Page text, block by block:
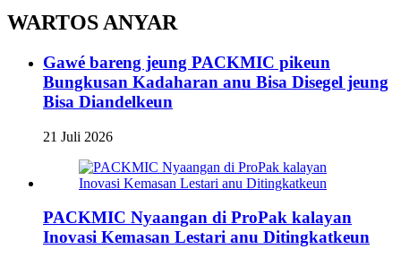
WARTOS ANYAR
Gawé bareng jeung PACKMIC pikeun
Bungkusan Kadaharan anu Bisa Disegel jeung
Bisa Diandelkeun
21 Juli 2026
PACKMIC Nyaangan di ProPak kalayan
Inovasi Kemasan Lestari anu Ditingkatkeun